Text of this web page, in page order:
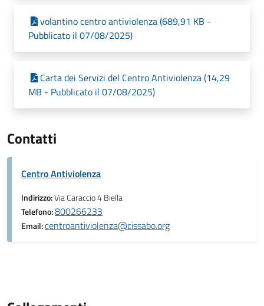
volantino centro antiviolenza (689,91 KB -
Pubblicato il 07/08/2025)
Carta dei Servizi del Centro Antiviolenza (14,29
MB - Pubblicato il 07/08/2025)
Contatti
Centro Antiviolenza
Indirizzo:Via Caraccio 4 Biella
Telefono:800266233
Email:centroantiviolenza@cissabo.org